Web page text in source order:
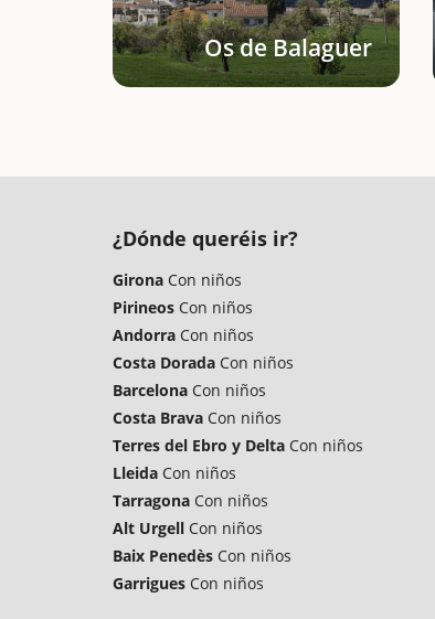
Os de Balaguer
¿Dónde queréis ir?
Girona Con niños
Pirineos Con niños
Andorra Con niños
Costa Dorada Con niños
Barcelona Con niños
Costa Brava Con niños
Terres del Ebro y Delta Con niños
Lleida Con niños
Tarragona Con niños
Alt Urgell Con niños
Baix Penedès Con niños
Garrigues Con niños